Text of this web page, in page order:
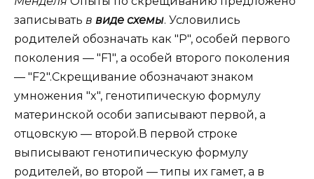
записывать в виде схемы. Условились
родителей обозначать как "Р", особей первого
поколения — "F1", а особей второго поколения
— "F2".Скрещивание обозначают знаком
умножения "x", генотипическую формулу
материнской особи записывают первой, а
отцовскую — второй.В первой строке
выписывают генотипическую формулу
родителей, во второй — типы их гамет, а в